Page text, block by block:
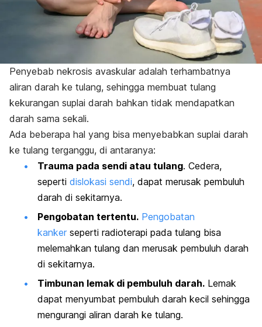
Penyebab nekrosis avaskular adalah terhambatnya
aliran darah ke tulang, sehingga membuat tulang
kekurangan suplai darah bahkan tidak mendapatkan
darah sama sekali.
Ada beberapa hal yang bisa menyebabkan suplai darah
ke tulang terganggu, di antaranya:
Trauma pada sendi atau tulang. Cedera,
seperti dislokasi sendi, dapat merusak pembuluh
darah di sekitarnya.
Pengobatan tertentu. Pengobatan
kanker seperti radioterapi pada tulang bisa
melemahkan tulang dan merusak pembuluh darah
di sekitarnya.
Timbunan lemak di pembuluh darah. Lemak
dapat menyumbat pembuluh darah kecil sehingga
mengurangi aliran darah ke tulang.